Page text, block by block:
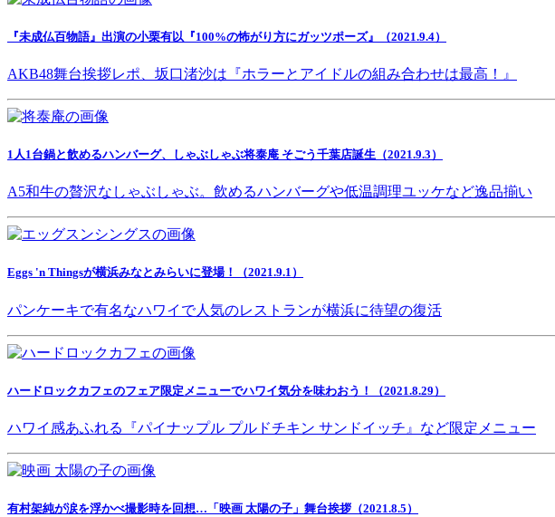
『未成仏百物語』出演の小栗有以『100%の怖がり方にガッツポーズ』（2021.9.4）
AKB48舞台挨拶レポ、坂口渚沙は『ホラーとアイドルの組み合わせは最高！』
1人1台鍋と飲めるハンバーグ、しゃぶしゃぶ将泰庵 そごう千葉店誕生（2021.9.3）
A5和牛の贅沢なしゃぶしゃぶ。飲めるハンバーグや低温調理ユッケなど逸品揃い
Eggs 'n Thingsが横浜みなとみらいに登場！（2021.9.1）
パンケーキで有名なハワイで人気のレストランが横浜に待望の復活
ハードロックカフェのフェア限定メニューでハワイ気分を味わおう！（2021.8.29）
ハワイ感あふれる『パイナップル プルドチキン サンドイッチ』など限定メニュー
有村架純が涙を浮かべ撮影時を回想…「映画 太陽の子」舞台挨拶（2021.8.5）